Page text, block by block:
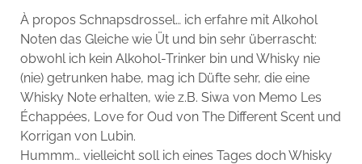
À propos Schnapsdrossel… ich erfahre mit Alkohol
Noten das Gleiche wie Üt und bin sehr überrascht:
obwohl ich kein Alkohol-Trinker bin und Whisky nie
(nie) getrunken habe, mag ich Düfte sehr, die eine
Whisky Note erhalten, wie z.B. Siwa von Memo Les
Échappées, Love for Oud von The Different Scent und
Korrigan von Lubin.
Hummm… vielleicht soll ich eines Tages doch Whisky